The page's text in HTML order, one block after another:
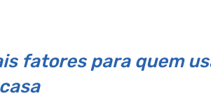
fatores para quem